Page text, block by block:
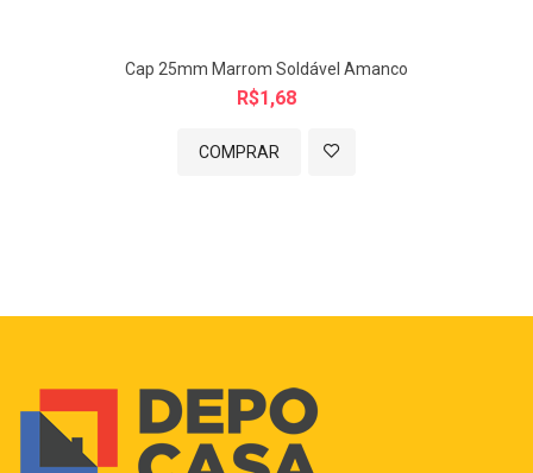
Cap 25mm Marrom Soldável Amanco
R$1,68
COMPRAR